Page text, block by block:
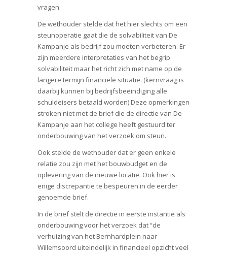
vragen.
De wethouder stelde dat het hier slechts om een
steunoperatie gaat die de solvabiliteit van De
Kampanje als bedrijf zou moeten verbeteren. Er
zijn meerdere interpretaties van het begrip
solvabiliteit maar het richt zich met name op de
langere termijn financiële situatie. (kernvraag is
daarbij kunnen bij bedrijfsbeëindiging alle
schuldeisers betaald worden) Deze opmerkingen
stroken niet met de brief die de directie van De
Kampanje aan het college heeft gestuurd ter
onderbouwing van het verzoek om steun.
Ook stelde de wethouder dat er geen enkele
relatie zou zijn met het bouwbudget en de
oplevering van de nieuwe locatie. Ook hier is
enige discrepantie te bespeuren in de eerder
genoemde brief.
In de brief stelt de directie in eerste instantie als
onderbouwing voor het verzoek dat “de
verhuizing van het Bernhardplein naar
Willemsoord uiteindelijk in financieel opzicht veel